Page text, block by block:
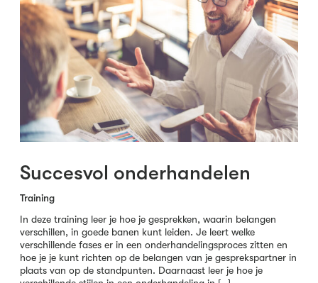
Succesvol onderhandelen
Training
In deze training leer je hoe je gesprekken, waarin belangen
verschillen, in goede banen kunt leiden. Je leert welke
verschillende fases er in een onderhandelingsproces zitten en
hoe je je kunt richten op de belangen van je gesprekspartner in
plaats van op de standpunten. Daarnaast leer je hoe je